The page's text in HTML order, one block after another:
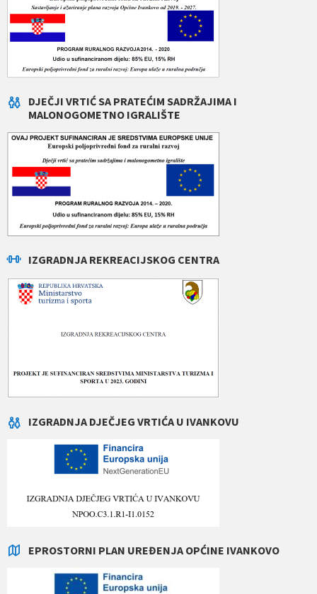
DJEČJI VRTIĆ SA PRATEĆIM SADRŽAJIMA I
MALONOGOMETNO IGRALIŠTE
IZGRADNJA REKREACIJSKOG CENTRA
IZGRADNJA DJEČJEG VRTIĆA U IVANKOVU
EPROSTORNI PLAN UREĐENJA OPĆINE IVANKOVO